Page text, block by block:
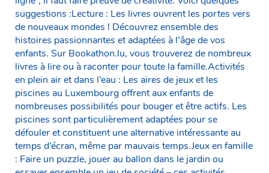
suggestions :Lecture : Les livres ouvrent les portes vers
de nouveaux mondes ! Découvrez ensemble des
histoires passionnantes et adaptées à l’âge de vos
enfants. Sur Bookathon.lu, vous trouverez de nombreux
livres à lire ou à raconter pour toute la famille.Activités
en plein air et dans l’eau : Les aires de jeux et les
piscines au Luxembourg offrent aux enfants de
nombreuses possibilités pour bouger et être actifs. Les
piscines sont particulièrement adaptées pour se
défouler et constituent une alternative intéressante au
temps d’écran, même par mauvais temps.Jeux en famille
: Faire un puzzle, jouer au ballon dans le jardin ou